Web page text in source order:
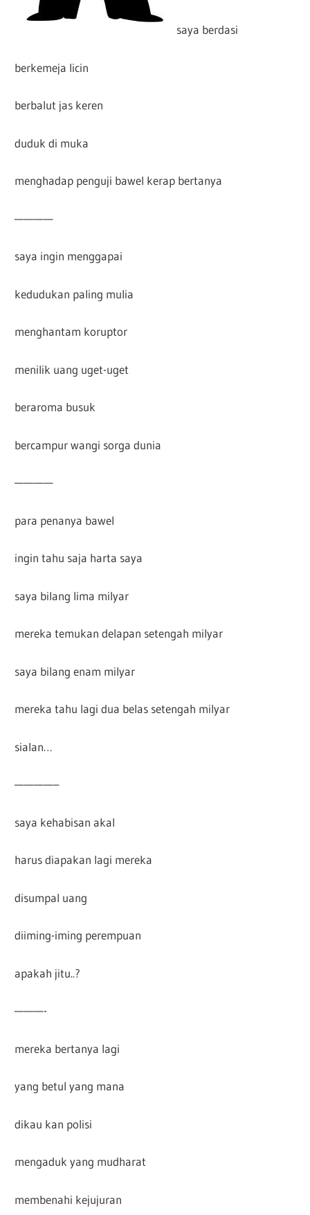
saya berdasi
berkemeja licin
berbalut jas keren
duduk di muka
menghadap penguji bawel kerap bertanya
————
saya ingin menggapai
kedudukan paling mulia
menghantam koruptor
menilik uang uget-uget
beraroma busuk
bercampur wangi sorga dunia
————
para penanya bawel
ingin tahu saja harta saya
saya bilang lima milyar
mereka temukan delapan setengah milyar
saya bilang enam milyar
mereka tahu lagi dua belas setengah milyar
sialan…
————–
saya kehabisan akal
harus diapakan lagi mereka
disumpal uang
diiming-iming perempuan
apakah jitu..?
———-
mereka bertanya lagi
yang betul yang mana
dikau kan polisi
mengaduk yang mudharat
membenahi kejujuran